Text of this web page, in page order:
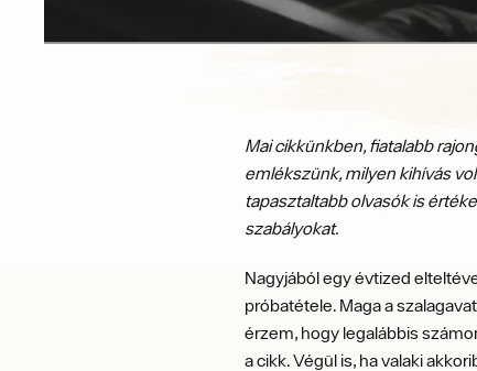
Mai cikkünkben, fiatalabb
emlékszünk, milyen kihívás
tapasztaltabb olvasók is
szabályokat.
Nagyjából egy évtized
próbatétele. Maga a
érzem, hogy legalábbis
a cikk. Végül is, ha valaki